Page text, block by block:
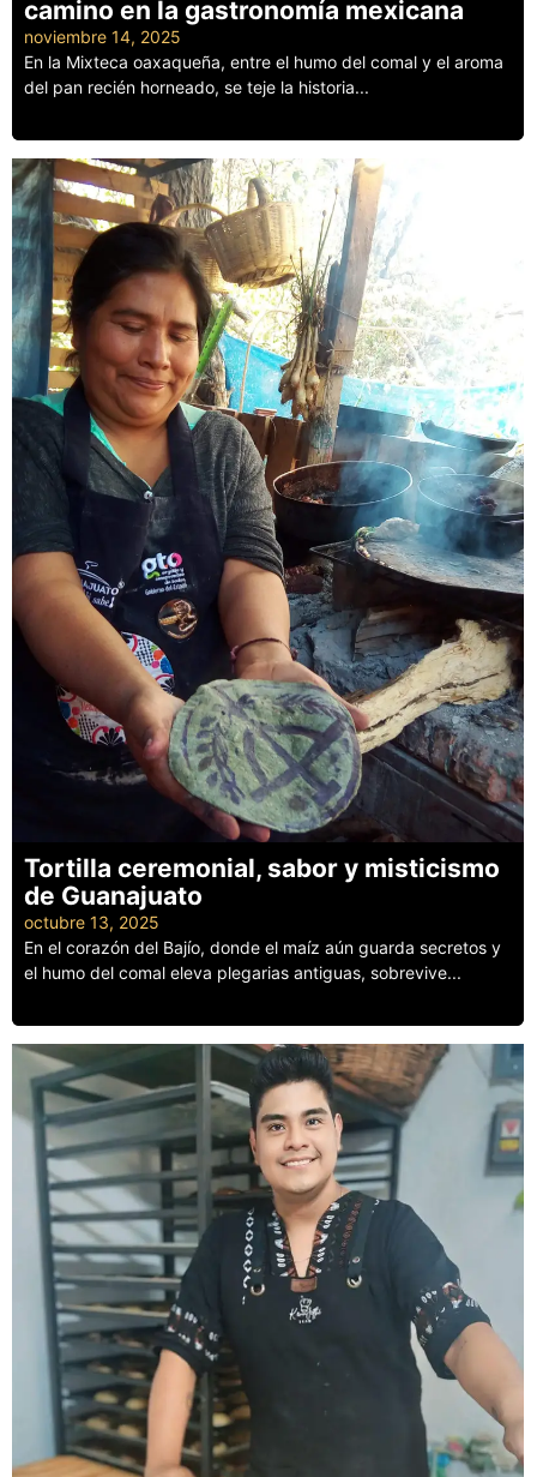
camino en la gastronomía mexicana
noviembre 14, 2025
En la Mixteca oaxaqueña, entre el humo del comal y el aroma
del pan recién horneado, se teje la historia...
Tortilla ceremonial, sabor y misticismo
de Guanajuato
octubre 13, 2025
En el corazón del Bajío, donde el maíz aún guarda secretos y
el humo del comal eleva plegarias antiguas, sobrevive...